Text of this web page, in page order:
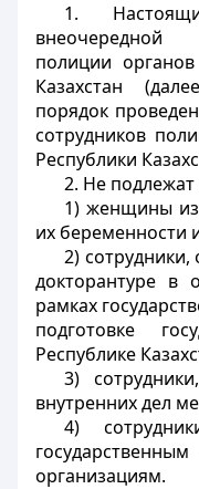
1.
внеочередной
полиции
Казахстан
порядок
сотрудников
Республики
2. Не подлежат
1) женщины из
их беременности
2)
докторантуре в
рамках
подготовке
Республике
3)
внутренних дел
4)
организациям.